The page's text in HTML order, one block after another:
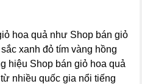
hoa quả như Shop bán giỏ
xanh đỏ tím vàng hồng
hiệu Shop bán giỏ hoa quả
nhiều quốc gia nổi tiếng